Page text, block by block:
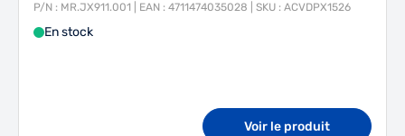
P/N : MR.JX911.001 | EAN : 4711474035028 | SKU : ACVDPX1526
En stock
Voir le produit